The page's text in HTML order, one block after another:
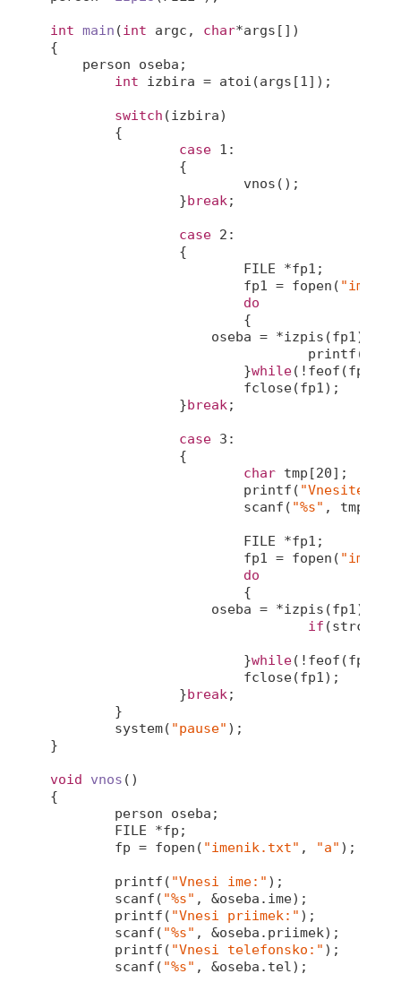
int main (int argc, char*args[])
{
    person oseba;
int izbira = atoi(args[1]);
switch (izbira)
case 1 :
		}
break;
case 2 :
			fp1 = fopen(
do
printf (
			}
while(!feof(fp1));
		}
break;
case 3 :
char tmp[20];
printf ( "Vnesite
scanf ( "%s" , tmp);
			fp1 = fopen(
do
if (strcmp
			}
while(!feof(fp1));
		}
break;
	system(
"pause" );
}
void vnos ()
{
	fp = fopen(
"imenik.txt" , "a" );
printf ( "Vnesi ime:" );
scanf ( "%s" , &oseba.ime);
printf ( "Vnesi priimek:" );
scanf ( "%s" , &oseba.priimek);
printf ( "Vnesi telefonsko:" );
scanf ( "%s" , &oseba.tel);